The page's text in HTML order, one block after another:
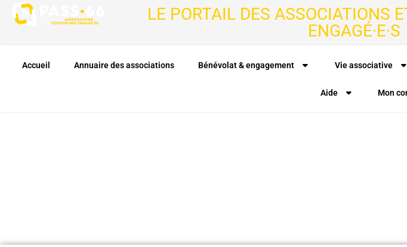
LE PORTAIL DES ASSOCIATIONS
ENGAGÉ·E·S
Accueil Annuaire des associations Bénévolat & engagement Vie associative
Aide Mon